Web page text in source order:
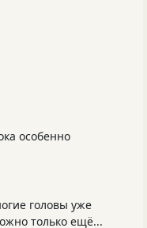
особенно
головы уже
только ещё...